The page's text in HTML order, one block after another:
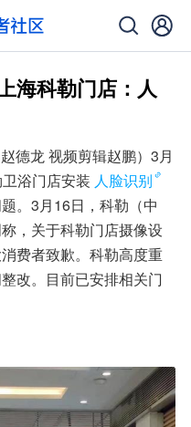
海科勒门店：人
德龙 视频剪辑赵鹏）3月
浴门店安装 人脸识别
。3月16日，科勒（中
，关于科勒门店摄像设
费者致歉。科勒高度重
改。目前已安排相关门